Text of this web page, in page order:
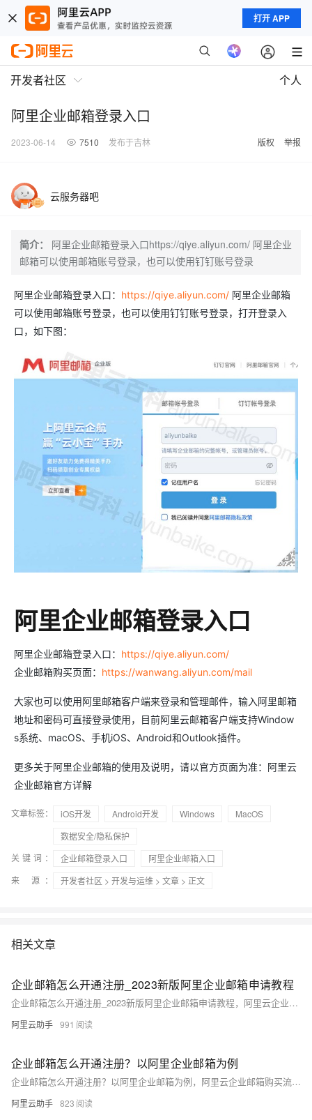
打开 APP
开发者社区 个人
阿里企业邮箱登录入口
2023-06-14 7510 发布于吉林 版权 举报
云服务器吧
简介：
阿里企业邮箱登录入口https://qiye.aliyun.com/ 阿里企业
邮箱可以使用邮箱账号登录，也可以使用钉钉账号登录
阿里企业邮箱登录入口： https://qiye.aliyun.com/ 阿里企业邮箱
可以使用邮箱账号登录，也可以使用钉钉账号登录，打开登录入
口，如下图：
阿里企业邮箱登录入口
阿里企业邮箱登录入口： https://qiye.aliyun.com/
企业邮箱购买页面： https://wanwang.aliyun.com/mail
大家也可以使用阿里邮箱客户端来登录和管理邮件，输入阿里邮箱
地址和密码可直接登录使用，目前阿里云邮箱客户端支持Window
s系统、macOS、手机iOS、Android和Outlook插件。
更多关于阿里企业邮箱的使用及说明，请以官方页面为准：阿里云
企业邮箱官方详解
文章标签： iOS开发 Android开发 Windows
MacOS
数据安全/隐私保护
关键词：
企业邮箱登录入口
阿里企业邮箱入口
来 源：
开发者社区 > 开发与运维 > 文章 > 正文
相关文章
企业邮箱怎么开通注册_2023新版阿里企业邮箱申请教程
企业邮箱怎么开通注册_2023新版阿里企业邮箱申请教程，阿里云企业邮箱购买流程，企业邮箱分为免费版、标准版、集团版和尊享版，阿里云百科分享企业邮箱版本区别，企业邮箱收费标准价格表，以及阿里企业邮箱详细购买流程
阿里云助手 991
企业邮箱怎么开通注册？以阿里企业邮箱为例
企业邮箱怎么开通注册？以阿里企业邮箱为例，阿里云企业邮箱购买流程，企业邮箱分为免费版、标准版、集团版和尊享版，阿里云百科分享企业邮箱版本区别，企业邮箱收费标准价格表，以及阿里企业邮箱详细购买流程
阿里云助手 823